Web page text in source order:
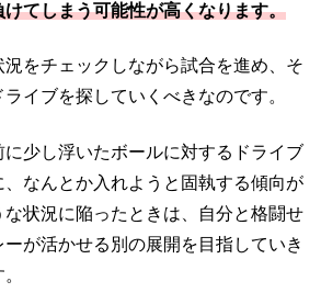
てしまう可能性が高くなります。
況をチェックしながら試合を進め、そ
イブを探していくべきなのです。
少し浮いたボールに対するドライブ
なんとか入れようと固執する傾向が
状況に陥ったときは、自分と格闘せ
が活かせる別の展開を目指していき